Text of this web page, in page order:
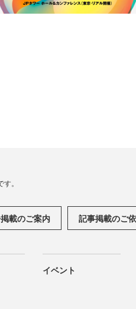
。
載のご案内 記事掲載のご
イベント